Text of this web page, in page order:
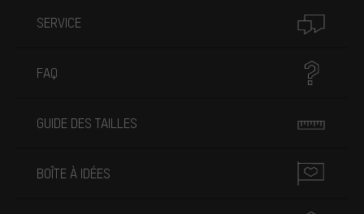
SERVICE
FAQ
GUIDE DES TAILLES
BOÎTE À IDÉES